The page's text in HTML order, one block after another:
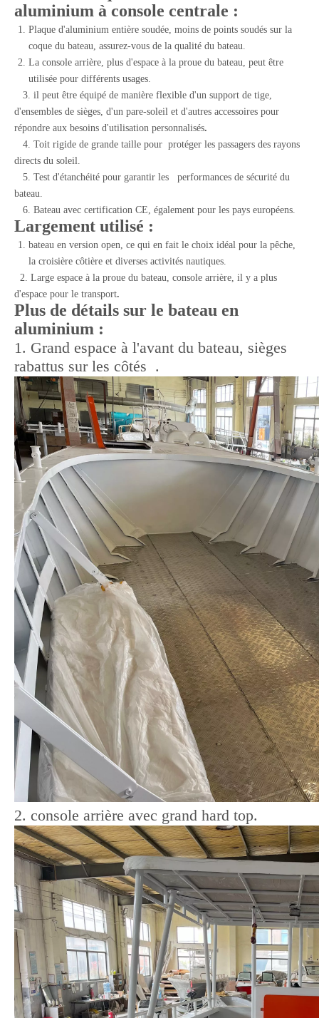
aluminium à console centrale :
Plaque d'aluminium entière soudée, moins de points soudés sur la
coque du bateau, assurez-vous de la qualité du bateau.
La console arrière, plus d'espace à la proue du bateau, peut être
utilisée pour différents usages.
3. il peut être équipé de manière flexible d'un support de tige,
d'ensembles de sièges, d'un pare-soleil et d'autres accessoires pour
répondre aux besoins d'utilisation personnalisés.
4. Toit rigide de grande taille pour protéger les passagers des rayons
directs du soleil.
5. Test d'étanchéité pour garantir les performances de sécurité du
bateau.
6. Bateau avec certification CE, également pour les pays européens.
Largement utilisé :
bateau en version open, ce qui en fait le choix idéal pour la pêche,
la croisière côtière et diverses activités nautiques.
2. Large espace à la proue du bateau, console arrière, il y a plus
d'espace pour le transport.
Plus de détails sur le bateau en
aluminium :
1. Grand espace à l'avant du bateau, sièges
rabattus sur les côtés .
2. console arrière avec grand hard top.